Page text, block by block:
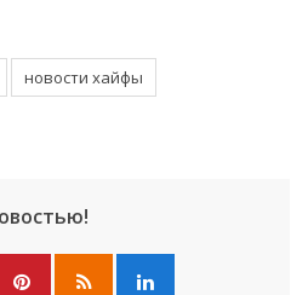
новости хайфы